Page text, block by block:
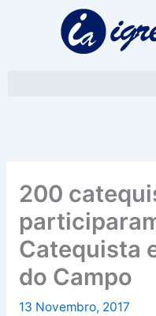
200
Catequista
do Campo
13 Novembro, 2017